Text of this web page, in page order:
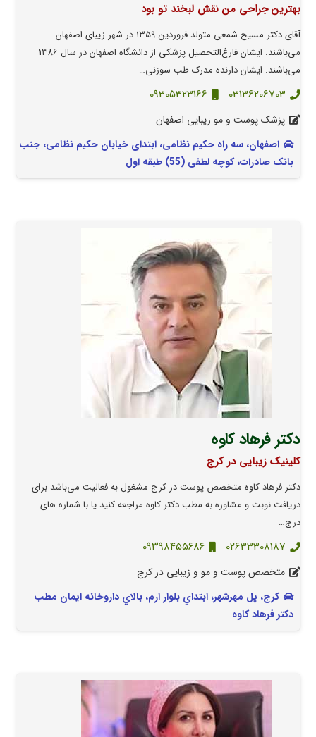
بهترین جراحی من نقش لبخند تو بود
آقای دکتر مسیح شمعی متولد فروردین ۱۳۵۹ در شهر زیبای اصفهان
می‌باشند. ‌ایشان فارغ‌التحصیل پزشکی از دانشگاه اصفهان در سال ۱۳۸۶
می‌باشند. ‌ایشان دارنده مدرک طب سوزنی…
03136206703
09305323166
پزشک پوست و مو زیبایی اصفهان
اصفهان، سه راه حکیم نظامی، ابتدای خیابان حکیم نظامی، جنب
بانک صادرات، کوچه لطفی (55) طبقه اول
دکتر فرهاد کاوه
کلینیک زیبایی در کرج
دکتر فرهاد کاوه متخصص پوست در کرج مشغول به فعالیت می‌باشد برای
دریافت نوبت و مشاوره به مطب دکتر کاوه مراجعه کنید یا با شماره های
درج…
02633308187 ۰۹۳۹۸۴۵۵۶۸۶
متخصص پوست و مو و زیبایی در کرج
کرج، پل مهرشهر، ابتداي بلوار ارم، بالاي داروخانه ايمان مطب
دکتر فرهاد کاوه